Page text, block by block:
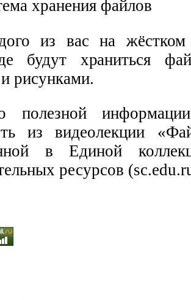
из вас на жёстком
будут храниться
рисунками.
полезной
из видеолекции
в Единой
ресурсов